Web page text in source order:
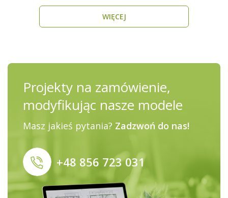
WIĘCEJ
Projekty na zamówienie,
modyfikując nasze modele
Masz jakieś pytania? Zadzwoń do nas!
+48 856 723 031